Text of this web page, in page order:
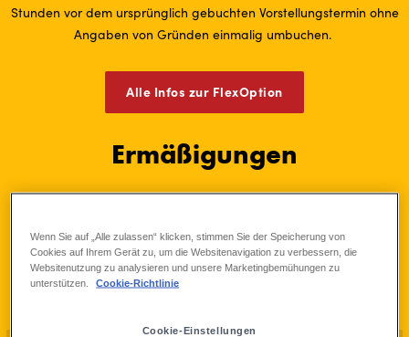
Stunden vor dem ursprünglich gebuchten Vorstellungstermin ohne
Angaben von Gründen einmalig umbuchen.
Alle Infos zur FlexOption
Ermäßigungen
BIS 16
JAHRE
BEHINDERUNGEN
Wenn Sie auf „Alle zulassen“ klicken, stimmen Sie der Speicherung von
Cookies auf Ihrem Gerät zu, um die Websitenavigation zu verbessern, die
Websitenutzung zu analysieren und unsere Marketingbemühungen zu
unterstützen.
Cookie-Richtlinie
Cookie-Einstellungen